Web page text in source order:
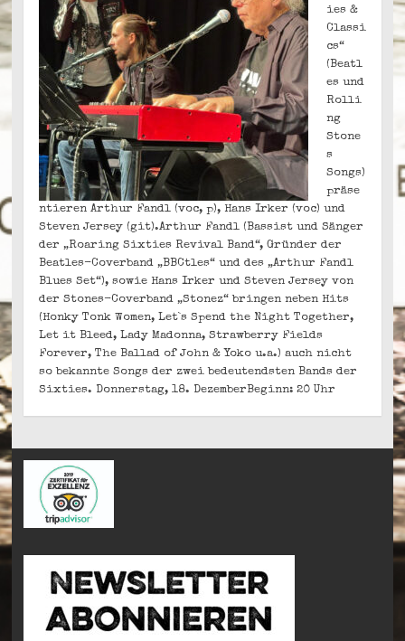
ies &
Classi
cs“
(Beatl
es und
Rolli
ng
Stone
s
Songs)
präse
ntieren Arthur Fandl (voc, p), Hans Irker (voc) und
Steven Jersey (git).Arthur Fandl (Bassist und Sänger
der „Roaring Sixties Revival Band“, Gründer der
Beatles-Coverband „BBCtles“ und des „Arthur Fandl
Blues Set“), sowie Hans Irker und Steven Jersey von
der Stones-Coverband „Stonez“ bringen neben Hits
(Honky Tonk Women, Let`s Spend the Night Together,
Let it Bleed, Lady Madonna, Strawberry Fields
Forever, The Ballad of John & Yoko u.a.) auch nicht
so bekannte Songs der zwei bedeutendsten Bands der
Sixties. Donnerstag, 18. DezemberBeginn: 20 Uhr